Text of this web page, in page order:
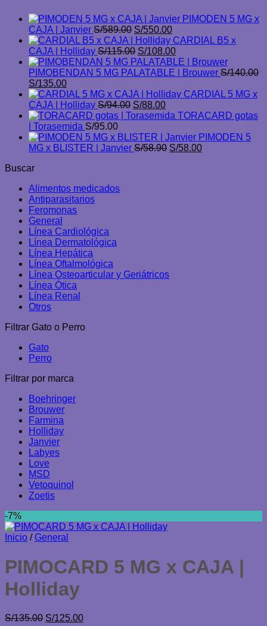
PIMODEN 5 MG x
CAJA | Janvier S/589.00 El
precio
original
era:
S/589.00.
S/550.00El
precio
actual
es:
S/550.00.
CARDIAL B5 x
CAJA | Holliday S/115.00 El
precio
original
S/115.00.
S/108.00El
precio
actual
S/108.00.
PIMOBENDAN 5 MG PALATABLE | Brouwer S/140.00
El
precio
original
era:
S/140.00.
S/135.00El
precio
actual
es:
S/135.00.
CARDIAL 5 MG x
CAJA | Holliday S/94.00 El
precio
era:
S/94.00.
S/88.00El
precio
es:
S/88.00.
TORACARD gotas
| Torasemida S/95.00
PIMODEN 5
MG x BLISTER | Janvier S/58.90 El
S/58.00El
Buscar
Alimentos medicados
Antiparasitarios
Feromonas
General
Línea Cardiológica
Línea Dermatológica
Línea Hepática
Línea Oftalmológica
Línea Osteoarticular y Geriátricos
Línea Ótica
Línea Renal
Otros
Filtrar Gato o Perro
Gato
Perro
Filtrar por marca
Boehringer
Brouwer
Farmina
Holliday
Janvier
Labyes
Love
MSD
Vetoquinol
Zoetis
-7%
Inicio / General
PIMOCARD 5 MG x CAJA |
Holliday
S/135.00 El
S/125.00El